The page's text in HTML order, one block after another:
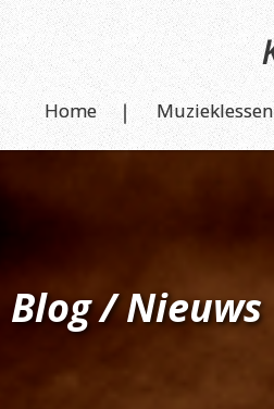
Home Muzieklessen
Blog / Nieuws